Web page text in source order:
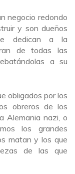
negocio redondo
y son dueños
dedican a la
de todas las
a su
obligados por los
obreros de los
Alemania nazi, o
los grandes
matan y los que
de las que